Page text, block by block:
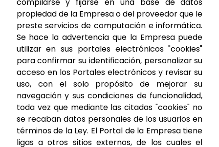
propiedad de la Empresa o del proveedor que le
preste servicios de computación e informática.
Se hace la advertencia que la Empresa puede
utilizar en sus portales electrónicos "cookies"
para confirmar su identificación, personalizar su
acceso en los Portales electrónicos y revisar su
uso, con el solo propósito de mejorar su
navegación y sus condiciones de funcionalidad,
toda vez que mediante las citadas "cookies" no
se recaban datos personales de los usuarios en
términos de la Ley. El Portal de la Empresa tiene
ligas a otros sitios externos, de los cuales el